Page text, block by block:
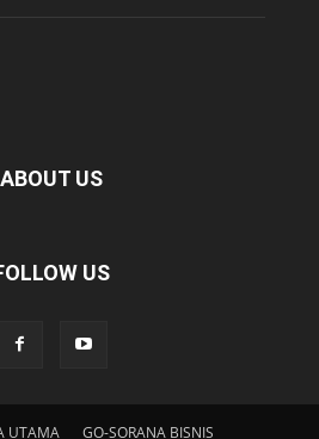
ABOUT US
US
UTAMA GO-SORANA BISNIS